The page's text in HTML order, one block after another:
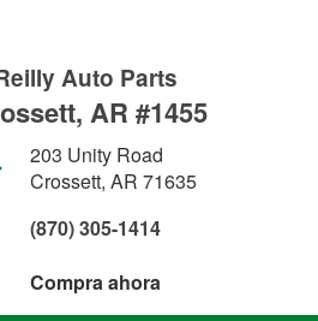
Auto Parts
AR #1455
203 Unity Road
Crossett, AR 71635
(870) 305-1414
Compra ahora